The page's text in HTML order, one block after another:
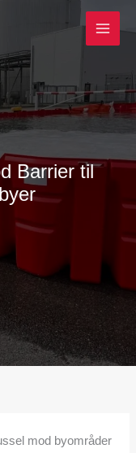
Barrier til
mod byområder